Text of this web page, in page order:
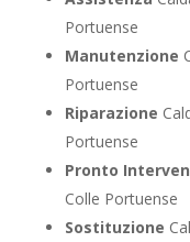
Portuense
Manutenzione
Portuense
Riparazione
Portuense
Pronto
Colle Portuense
Sostituzione